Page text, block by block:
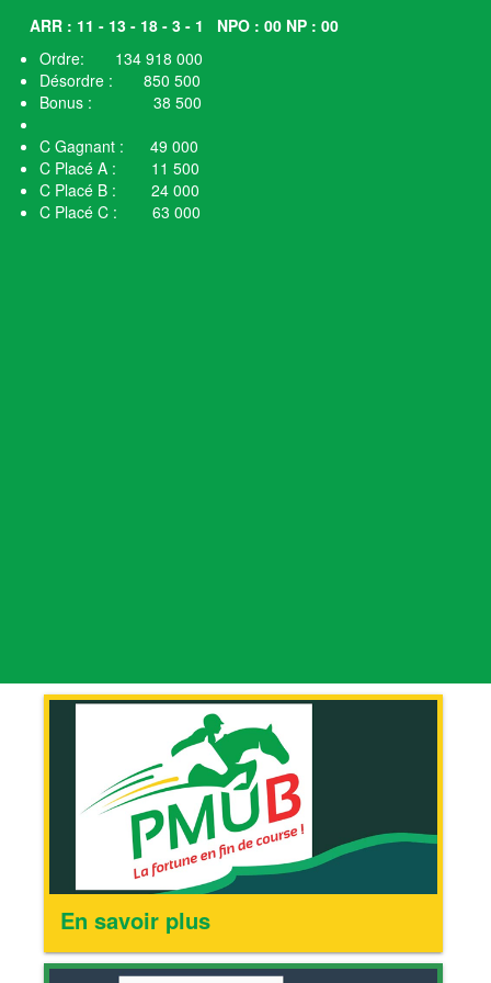
ARR : 11 - 13 - 18 - 3 - 1 NPO : 00 NP : 00
Ordre: 134 918 000
Désordre : 850 500
Bonus : 38 500
C Gagnant : 49 000
C Placé A : 11 500
C Placé B : 24 000
C Placé C : 63 000
En savoir plus